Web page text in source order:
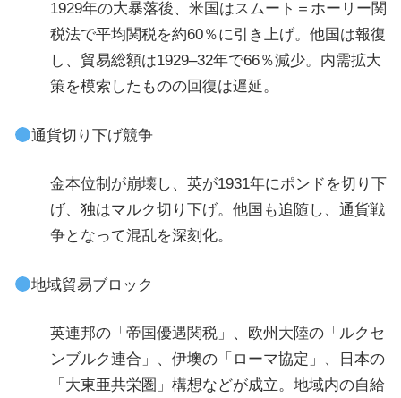
1929年の大暴落後、米国はスムート＝ホーリー関
税法で平均関税を約60％に引き上げ。他国は報復
し、貿易総額は1929–32年で66％減少。内需拡大
策を模索したものの回復は遅延。
通貨切り下げ競争
金本位制が崩壊し、英が1931年にポンドを切り下
げ、独はマルク切り下げ。他国も追随し、通貨戦
争となって混乱を深刻化。
地域貿易ブロック
英連邦の「帝国優遇関税」、欧州大陸の「ルクセ
ンブルク連合」、伊墺の「ローマ協定」、日本の
「大東亜共栄圏」構想などが成立。地域内の自給